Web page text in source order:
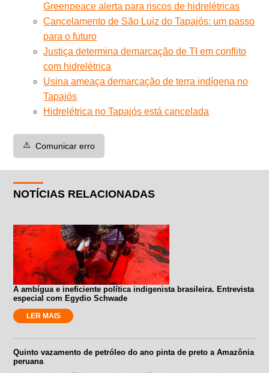
Greenpeace alerta para riscos de hidrelétricas
Cancelamento de São Luiz do Tapajós: um passo
para o futuro
Justiça determina demarcação de TI em conflito
com hidrelétrica
Usina ameaça demarcação de terra indígena no
Tapajós
Hidrelétrica no Tapajós está cancelada
⚠️ Comunicar erro
NOTÍCIAS RELACIONADAS
A ambígua e ineficiente política indigenista brasileira. Entrevista
especial com Egydio Schwade
LER MAIS
Quinto vazamento de petróleo do ano pinta de preto a Amazônia
peruana